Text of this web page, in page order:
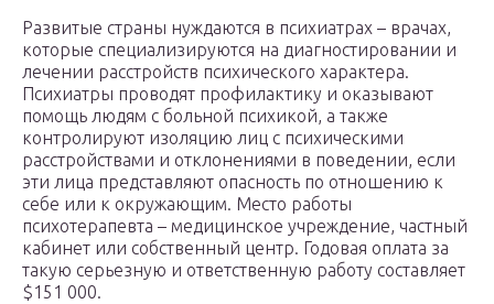
Развитые страны нуждаются в психиатрах – врачах,
которые специализируются на диагностировании и
лечении расстройств психического характера.
Психиатры проводят профилактику и оказывают
помощь людям с больной психикой, а также
контролируют изоляцию лиц с психическими
расстройствами и отклонениями в поведении, если
эти лица представляют опасность по отношению к
себе или к окружающим. Место работы
психотерапевта – медицинское учреждение, частный
кабинет или собственный центр. Годовая оплата за
такую серьезную и ответственную работу составляет
$151 000.